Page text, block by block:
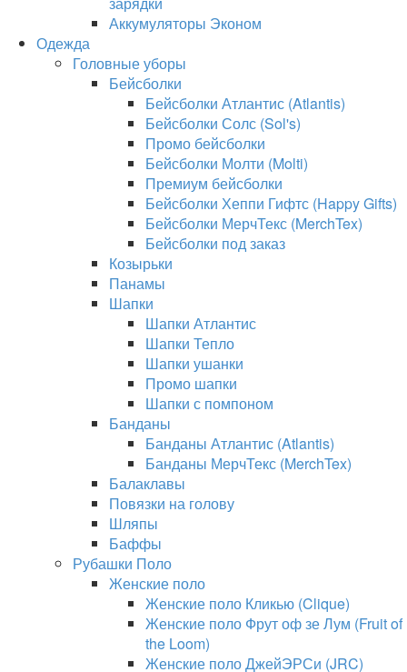
Аккумуляторы Эконом
Одежда
Головные уборы
Бейсболки
Бейсболки Атлантис (Atlantis)
Бейсболки Солс (Sol's)
Промо бейсболки
Бейсболки Молти (Molti)
Премиум бейсболки
Бейсболки Хеппи Гифтс (Happy Gifts)
Бейсболки МерчТекс (MerchTex)
Бейсболки под заказ
Козырьки
Панамы
Шапки
Шапки Атлантис
Шапки Тепло
Шапки ушанки
Промо шапки
Шапки с помпоном
Банданы
Банданы Атлантис (Atlantis)
Банданы МерчТекс (MerchTex)
Балаклавы
Повязки на голову
Шляпы
Баффы
Рубашки Поло
Женские поло
Женские поло Кликью (Clique)
Женские поло Фрут оф зе Лум (Fruit of
the Loom)
Женские поло ДжейЭРСи (JRC)